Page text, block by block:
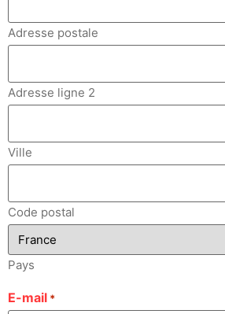
Adresse postale
Adresse ligne 2
Ville
Code postal
Pays
E-mail *